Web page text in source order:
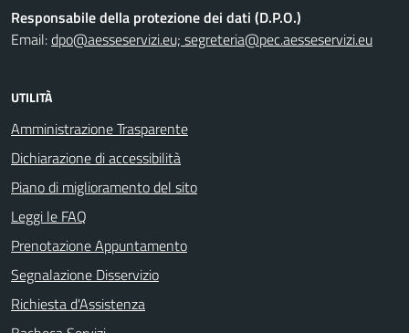
Responsabile della protezione dei dati (D.P.O.)
Email:dpo@aesseservizi.eu; segreteria@pec.aesseservizi.eu
UTILITÀ
Amministrazione Trasparente
Dichiarazione di accessibilità
Piano di miglioramento del sito
Leggi le FAQ
Prenotazione Appuntamento
Segnalazione Disservizio
Richiesta d'Assistenza